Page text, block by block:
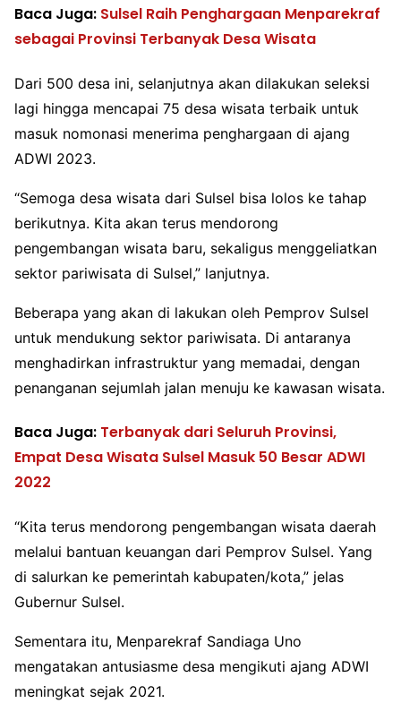
Baca Juga: Sulsel Raih Penghargaan Menparekraf
sebagai Provinsi Terbanyak Desa Wisata
Dari 500 desa ini, selanjutnya akan dilakukan seleksi
lagi hingga mencapai 75 desa wisata terbaik untuk
masuk nomonasi menerima penghargaan di ajang
ADWI 2023.
“Semoga desa wisata dari Sulsel bisa lolos ke tahap
berikutnya. Kita akan terus mendorong
pengembangan wisata baru, sekaligus menggeliatkan
sektor pariwisata di Sulsel,” lanjutnya.
Beberapa yang akan di lakukan oleh Pemprov Sulsel
untuk mendukung sektor pariwisata. Di antaranya
menghadirkan infrastruktur yang memadai, dengan
penanganan sejumlah jalan menuju ke kawasan wisata.
Baca Juga: Terbanyak dari Seluruh Provinsi,
Empat Desa Wisata Sulsel Masuk 50 Besar ADWI
2022
“Kita terus mendorong pengembangan wisata daerah
melalui bantuan keuangan dari Pemprov Sulsel. Yang
di salurkan ke pemerintah kabupaten/kota,” jelas
Gubernur Sulsel.
Sementara itu, Menparekraf Sandiaga Uno
mengatakan antusiasme desa mengikuti ajang ADWI
meningkat sejak 2021.